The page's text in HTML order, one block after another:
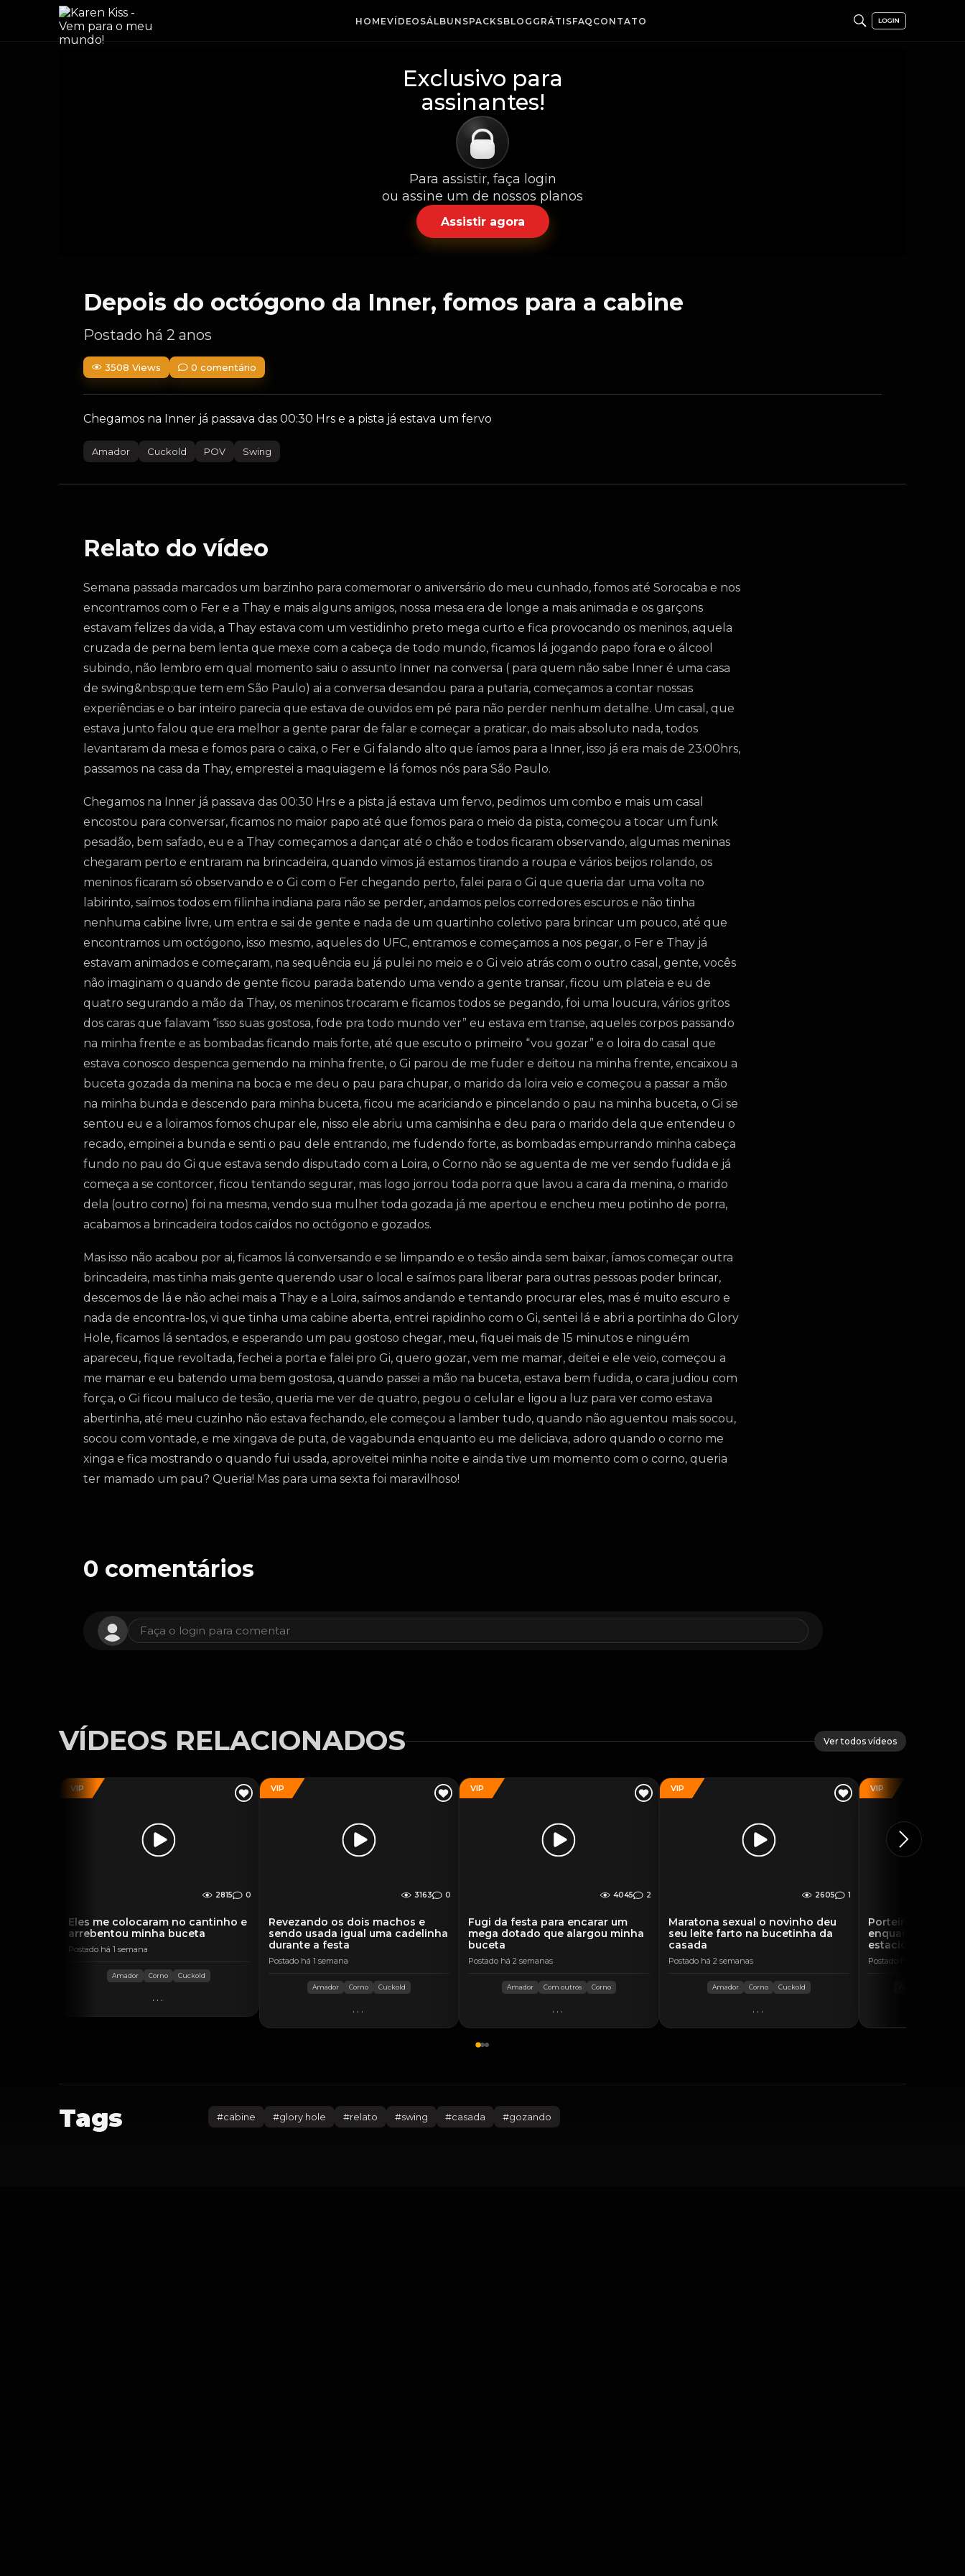
HOMEVÍDEOSÁLBUNSPACKSBLOG GRÁTISFAQ CONTATO
Exclusivo para
assinantes!
Para assistir, faça login
ou assine um de nossos planos
Assistir agora
Depois do octógono da Inner, fomos para a cabine
Postado há 2 anos
3508 Views 0 comentário
Chegamos na Inner já passava das 00:30 Hrs e a pista já estava um fervo
Amador Cuckold POV Swing
Relato do vídeo
Semana passada marcados um barzinho para comemorar o aniversário do meu cunhado, fomos até Sorocaba e nos
encontramos com o Fer e a Thay e mais alguns amigos, nossa mesa era de longe a mais animada e os garçons
estavam felizes da vida, a Thay estava com um vestidinho preto mega curto e fica provocando os meninos, aquela
cruzada de perna bem lenta que mexe com a cabeça de todo mundo, ficamos lá jogando papo fora e o álcool
subindo, não lembro em qual momento saiu o assunto Inner na conversa ( para quem não sabe Inner é uma casa
de swing&nbsp;que tem em São Paulo) ai a conversa desandou para a putaria, começamos a contar nossas
experiências e o bar inteiro parecia que estava de ouvidos em pé para não perder nenhum detalhe. Um casal, que
estava junto falou que era melhor a gente parar de falar e começar a praticar, do mais absoluto nada, todos
levantaram da mesa e fomos para o caixa, o Fer e Gi falando alto que íamos para a Inner, isso já era mais de 23:00hrs,
passamos na casa da Thay, emprestei a maquiagem e lá fomos nós para São Paulo.
Chegamos na Inner já passava das 00:30 Hrs e a pista já estava um fervo, pedimos um combo e mais um casal
encostou para conversar, ficamos no maior papo até que fomos para o meio da pista, começou a tocar um funk
pesadão, bem safado, eu e a Thay começamos a dançar até o chão e todos ficaram observando, algumas meninas
chegaram perto e entraram na brincadeira, quando vimos já estamos tirando a roupa e vários beijos rolando, os
meninos ficaram só observando e o Gi com o Fer chegando perto, falei para o Gi que queria dar uma volta no
labirinto, saímos todos em filinha indiana para não se perder, andamos pelos corredores escuros e não tinha
nenhuma cabine livre, um entra e sai de gente e nada de um quartinho coletivo para brincar um pouco, até que
encontramos um octógono, isso mesmo, aqueles do UFC, entramos e começamos a nos pegar, o Fer e Thay já
estavam animados e começaram, na sequência eu já pulei no meio e o Gi veio atrás com o outro casal, gente, vocês
não imaginam o quando de gente ficou parada batendo uma vendo a gente transar, ficou um plateia e eu de
quatro segurando a mão da Thay, os meninos trocaram e ficamos todos se pegando, foi uma loucura, vários gritos
dos caras que falavam “isso suas gostosa, fode pra todo mundo ver” eu estava em transe, aqueles corpos passando
na minha frente e as bombadas ficando mais forte, até que escuto o primeiro “vou gozar” e o loira do casal que
estava conosco despenca gemendo na minha frente, o Gi parou de me fuder e deitou na minha frente, encaixou a
buceta gozada da menina na boca e me deu o pau para chupar, o marido da loira veio e começou a passar a mão
na minha bunda e descendo para minha buceta, ficou me acariciando e pincelando o pau na minha buceta, o Gi se
sentou eu e a loiramos fomos chupar ele, nisso ele abriu uma camisinha e deu para o marido dela que entendeu o
recado, empinei a bunda e senti o pau dele entrando, me fudendo forte, as bombadas empurrando minha cabeça
fundo no pau do Gi que estava sendo disputado com a Loira, o Corno não se aguenta de me ver sendo fudida e já
começa a se contorcer, ficou tentando segurar, mas logo jorrou toda porra que lavou a cara da menina, o marido
dela (outro corno) foi na mesma, vendo sua mulher toda gozada já me apertou e encheu meu potinho de porra,
acabamos a brincadeira todos caídos no octógono e gozados.
Mas isso não acabou por ai, ficamos lá conversando e se limpando e o tesão ainda sem baixar, íamos começar outra
brincadeira, mas tinha mais gente querendo usar o local e saímos para liberar para outras pessoas poder brincar,
descemos de lá e não achei mais a Thay e a Loira, saímos andando e tentando procurar eles, mas é muito escuro e
nada de encontra-los, vi que tinha uma cabine aberta, entrei rapidinho com o Gi, sentei lá e abri a portinha do Glory
Hole, ficamos lá sentados, e esperando um pau gostoso chegar, meu, fiquei mais de 15 minutos e ninguém
apareceu, fique revoltada, fechei a porta e falei pro Gi, quero gozar, vem me mamar, deitei e ele veio, começou a
me mamar e eu batendo uma bem gostosa, quando passei a mão na buceta, estava bem fudida, o cara judiou com
força, o Gi ficou maluco de tesão, queria me ver de quatro, pegou o celular e ligou a luz para ver como estava
abertinha, até meu cuzinho não estava fechando, ele começou a lamber tudo, quando não aguentou mais socou,
socou com vontade, e me xingava de puta, de vagabunda enquanto eu me deliciava, adoro quando o corno me
xinga e fica mostrando o quando fui usada, aproveitei minha noite e ainda tive um momento com o corno, queria
ter mamado um pau? Queria! Mas para uma sexta foi maravilhoso!
0 comentários
Faça o login para comentar
VÍDEOS RELACIONADOS Ver todos vídeos
VIP
2815 0
Eles me colocaram no cantinho e
arrebentou minha buceta
Postado há 1 semana
Amador Corno Cuckold
...
VIP
3163 0
Revezando os dois machos e
sendo usada igual uma cadelinha
durante a festa
Postado há 1 semana
Amador Corno Cuckold
...
VIP
4045 2
Fugi da festa para encarar um
mega dotado que alargou minha
buceta
Postado há 2 semanas
Amador Com outros Corno
...
VIP
2605 1
Maratona sexual o novinho deu
seu leite farto na bucetinha da
casada
Postado há 2 semanas
Amador Corno Cuckold
...
VIP
Porteiro do hotel
enquanto fodia
estacionamento
Postado há 4 dias
Tags #cabine #glory hole #relato #swing #casada #gozando